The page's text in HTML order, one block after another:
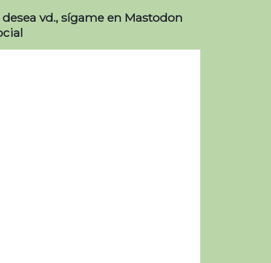
desea vd., sígame en Mastodon